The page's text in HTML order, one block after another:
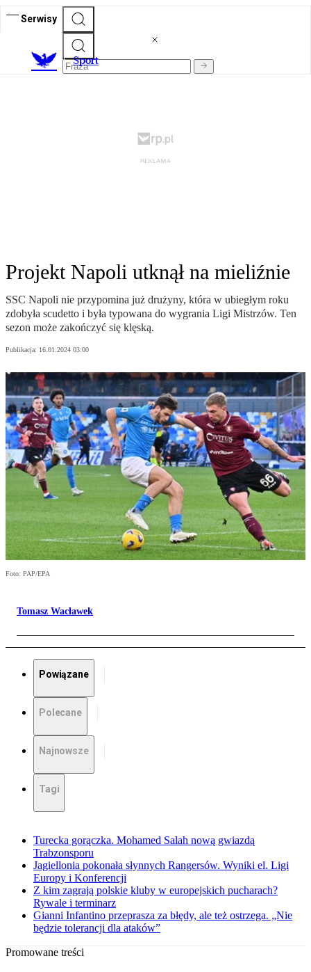
Serwisy
Sport
Projekt Napoli utknął na mieliźnie
SSC Napoli nie przypomina już drużyny, która w ubiegłym roku
zdobyła scudetto i była typowana do wygrania Ligi Mistrzów. Ten
sezon może zakończyć się klęską.
Publikacja: 16.01.2024 03:00
Foto: PAP/EPA
Tomasz Wacławek
Powiązane
Polecane
Najnowsze
Tagi
Turecka gorączka. Mohamed Salah nową gwiazdą
Trabzonsporu
Jagiellonia pokonała słynnych Rangersów. Wyniki el. Ligi
Europy i Konferencji
Z kim zagrają polskie kluby w europejskich pucharach?
Rywale i terminarz
Gianni Infantino przeprasza za błędy, ale też ostrzega. „Nie
będzie tolerancji dla ataków”
Promowane treści